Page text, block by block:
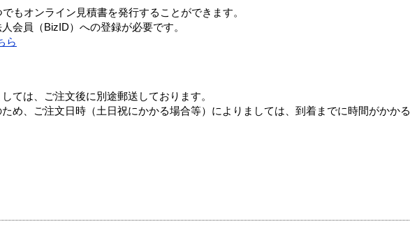
もオンライン見積書を発行することができます。
会員（BizID）への登録が必要です。
ら
ては、ご注文後に別途郵送しております。
め、ご注文日時（土日祝にかかる場合等）によりましては、到着までに時間がかかる